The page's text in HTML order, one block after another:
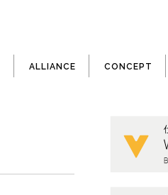
ALLIANCE CONCEPT